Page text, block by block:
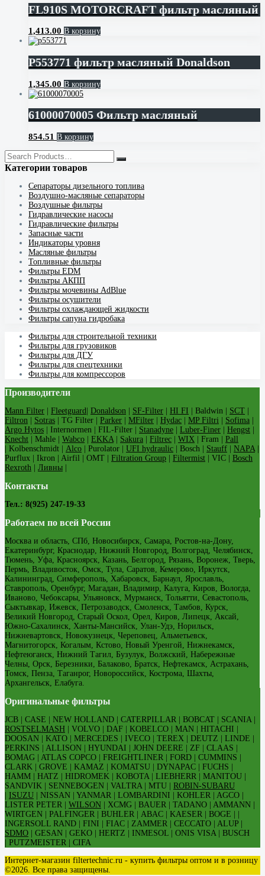
FL910S MOTORCRAFT фильтр масляный
1,413.00 В корзину
P553771 фильтр масляный Donaldson
1,345.00 В корзину
61000070005 Фильтр масляный
854.51 В корзину
Категории товаров
Cепараторы дизельного топлива
Воздушно-масляные сепараторы
Воздушные фильтры
Гидравлические насосы
Гидравлические фильтры
Запасные части
Индикаторы уровня
Масляные фильтры
Топливные фильтры
Фильтры EDM
Фильтры АКПП
Фильтры мочевины AdBlue
Фильтры осушители
Фильтры охлаждающей жидкости
Фильтры сапуна гидробака
Фильтры для строительной техники
Фильтры для грузовиков
Фильтры для ДГУ
Фильтры для спецтехники
Фильтры для компрессоров
Производители
Mann Filter Fleetguard Donaldson SF-Filter HI FI | Baldwin | SCT
Filtron
Sotras | TG Filter | Parker MFilter Hydac MP Filtri Sofima
Argo Hytos | Internormen | FIL-Filter | Stanadyne Luber-Finer Hengst
Knecht | Mahle | Wabco EKKA Sakura Filtrec WIX | Fram | Pall
| Kolbenschmidt | Alco | Purolator | UFI hydraulic | Bosch | Stauff NAPA
Purflux | Ikron | Airfil | OMT | Filtration Group Filtermist | VIC | Bosch
Rexroth
Ливны
Контакты
Тел.: 8(925) 247-19-33
Работаем по всей России
Москва и область, СПб, Новосибирск, Самара, Ростов-на-Дону,
Екатеринбург, Краснодар, Нижний Новгород, Волгоград, Челябинск,
Тюмень, Уфа, Красноярск, Казань, Белгород, Рязань, Воронеж, Тверь,
Пермь, Владивосток, Омск, Тула, Саратов, Кемерово, Иркутск,
Калининград, Симферополь, Хабаровск, Барнаул, Ярославль,
Ставрополь, Оренбург, Магадан, Владимир, Калуга, Киров, Вологда,
Иваново, Чебоксары, Ульяновск, Мурманск, Тольятти, Севастополь,
Сыктывкар, Ижевск, Петрозаводск, Смоленск, Тамбов, Курск,
Великий Новгород, Старый Оскол, Орел, Киров, Липецк, Аксай,
Южно-Сахалинск, Ханты-Мансийск, Улан-Удэ, Норильск,
Нижневартовск, Новокузнецк, Череповец, Альметьевск,
Магнитогорск, Когалым, Кстово, Новый Уренгой, Нижнекамск,
Нефтеюганск, Нижний Тагил, Бузулук, Волжский, Набережные
Челны, Орск, Березники, Балаково, Братск, Нефтекамск, Астрахань,
Томск, Пенза, Таганрог, Новороссийск, Кострома, Шахты,
Архангельск, Елабуга.
Оригинальные фильтры
JCB | CASE | NEW HOLLAND | CATERPILLAR | BOBCAT | SCANIA |
ROSTSELMASH | VOLVO | DAF | KOBELCO | MAN | HITACHI |
DOOSAN | KATO | MERCEDES | IVECO | TEREX | DEUTZ | LINDE |
PERKINS | ALLISON | HYUNDAI | JOHN DEERE | ZF | CLAAS |
BOMAG | ATLAS COPCO | FREIGHTLINER | FORD | CUMMINS |
CLARK | GROVE | KAMAZ | KOMATSU | DYNAPAC | FUCHS |
HAMM | HATZ | HIDROMEK | KOBOTA | LIEBHERR | MANITOU |
SANDVIK | SENNEBOGEN | VALTRA | MTU | ROBIN-SUBARU
ISUZU | NISSAN | YANMAR | LOMBARDINI | KOHLER | AGCO |
LISTER PETER | WILSON | XCMG | BAUER | TADANO | AMMANN |
WIRTGEN | PALFINGER | BUHLER | ABAC | KAESER | BOGE | |
INGERSOLL RAND | FINI | FIAC | ZAMMER | CECCATO | ALUP |
SDMO | GESAN | GEKO | HERTZ | INMESOL | ONIS VISA | BUSCH
| PUTZMEISTER | CIFA
Интернет-магазин filtertechnic.ru - купить фильтры оптом и в розницу
©2026. Все права защищены.